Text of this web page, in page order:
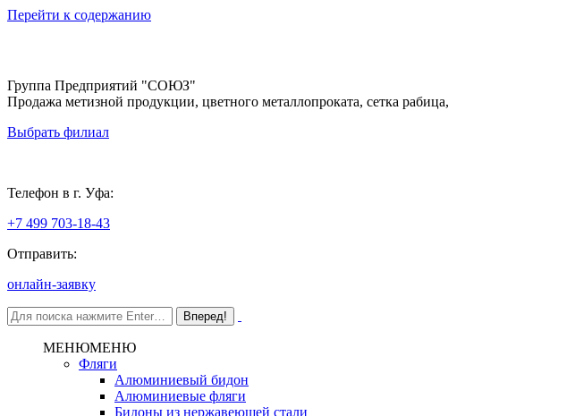
Перейти к содержанию
Группа Предприятий "СОЮЗ"
Продажа метизной продукции, цветного металлопроката, сетка рабица,
Выбрать филиал
Телефон в г. Уфа:
+7 499 703-18-43
Отправить:
онлайн-заявку
МЕНЮМЕНЮ
Фляги
Алюминиевый бидон
Алюминиевые фляги
Бидоны из нержавеющей стали